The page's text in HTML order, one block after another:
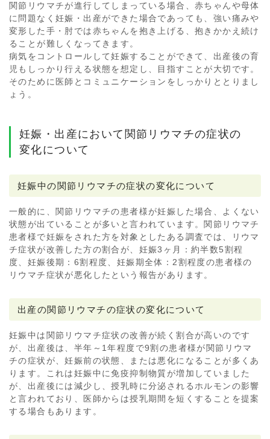
関節リウマチが進行してしまっている場合、赤ちゃんや母体
に問題なく妊娠・出産ができた場合であっても、強い痛みや
変形した手・肘では赤ちゃんを抱き上げる、抱きかかえ続け
ることが難しくなってきます。
病気をコントロールして妊娠することができて、出産後の育
児もしっかり行える状態を想定し、目指すことが大切です。
そのために医師とコミュニケーションをしっかりととりまし
ょう。
妊娠・出産において関節リウマチの症状の
変化について
妊娠中の関節リウマチの症状の変化について
一般的に、関節リウマチの患者様が妊娠した場合、よくない
状態が出ていることが多いと言われています。関節リウマチ
患者様で妊娠をされた方を対象としたある調査では、リウマ
チ症状が改善した方の割合が、妊娠3ヶ月：約半数5割程
度、妊娠後期：6割程度、妊娠期全体：2割程度の患者様の
リウマチ症状が悪化したという報告があります。
出産の関節リウマチの症状の変化について
妊娠中は関節リウマチ症状の改善が続く割合が高いのです
が、出産後は、半年～1年程度で9割の患者様が関節リウマ
チの症状が、妊娠前の状態、または悪化になることが多くあ
ります。これは妊娠中に免疫抑制物質が増加していました
が、出産後には減少し、授乳時に分泌されるホルモンの影響
と言われており、医師からは授乳期間を短くすることを提案
する場合もあります。